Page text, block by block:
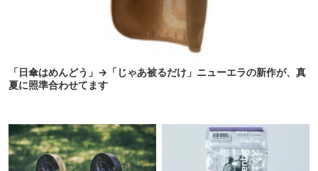
「日傘はめんどう」→「じゃあ被るだけ」ニューエラの新作が、真
夏に照準合わせてます